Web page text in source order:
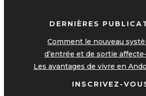
DERNIÈRES
Comment le nouveau
d’entrée et de sortie
Les avantages de vivre en
INSCRIVEZ-